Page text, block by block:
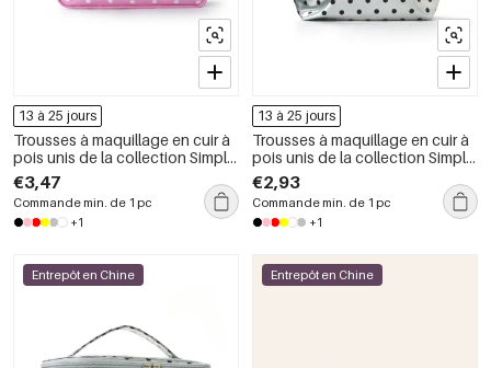
13 à 25 jours
Trousses à maquillage en cuir à
pois unis de la collection Simple
Series Daily
€3,47
Commande min. de 1 pc
+1
13 à 25 jours
Trousses à maquillage en cuir à
pois unis de la collection Simple
Series Daily
€2,93
Commande min. de 1 pc
+1
Entrepôt en Chine Entrepôt en Chine